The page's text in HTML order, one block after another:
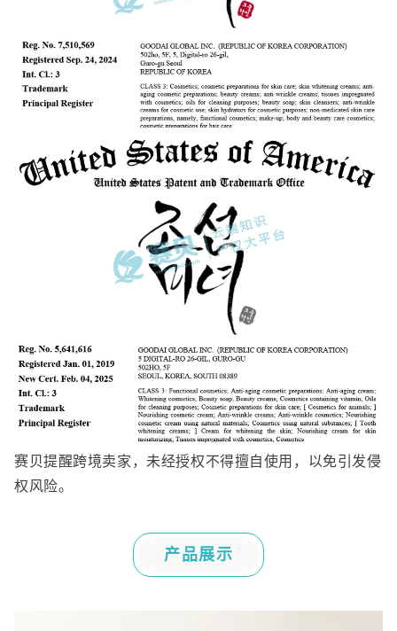
赛贝提醒跨境卖家，未经授权不得擅自使用，以免引发侵
权风险。
产品展示